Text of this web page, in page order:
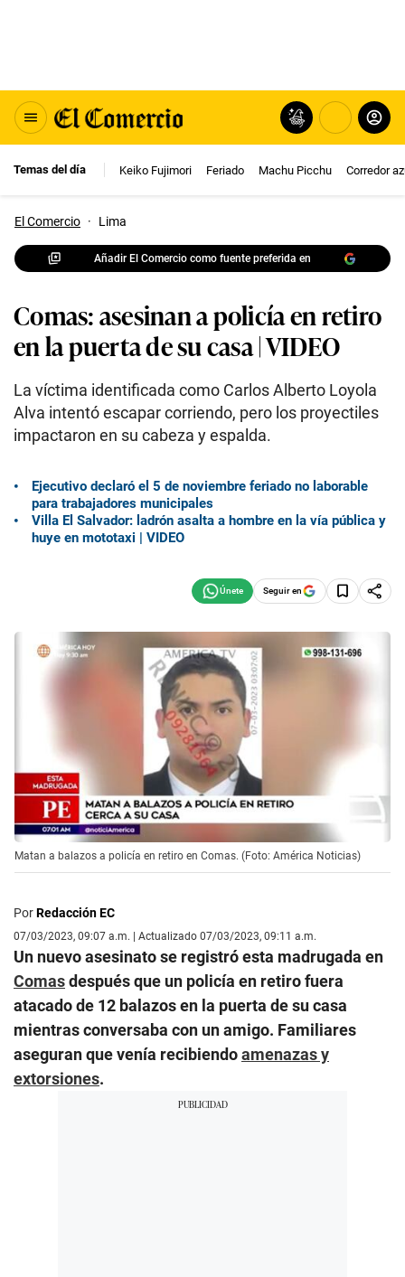
Temas del día Keiko Fujimori Feriado Machu Picchu Corredor
El Comercio · Lima
Añadir El Comercio como fuente preferida en
Comas: asesinan a policía en retiro
en la puerta de su casa | VIDEO
La víctima identificada como Carlos Alberto Loyola
Alva intentó escapar corriendo, pero los proyectiles
impactaron en su cabeza y espalda.
Ejecutivo declaró el 5 de noviembre feriado no laborable
para trabajadores municipales
Villa El Salvador: ladrón asalta a hombre en la vía pública y
huye en mototaxi | VIDEO
Seguir en
Matan a balazos a policía en retiro en Comas. (Foto: América Noticias)
PorRedacción EC
07/03/2023, 09:07 a.m. | Actualizado 07/03/2023, 09:11 a.m.
Un nuevo asesinato se registró esta madrugada en
Comasdespués que un policía en retiro fuera
atacado de 12 balazos en la puerta de su casa
mientras conversaba con un amigo. Familiares
aseguran que venía recibiendoamenazas y
extorsiones.